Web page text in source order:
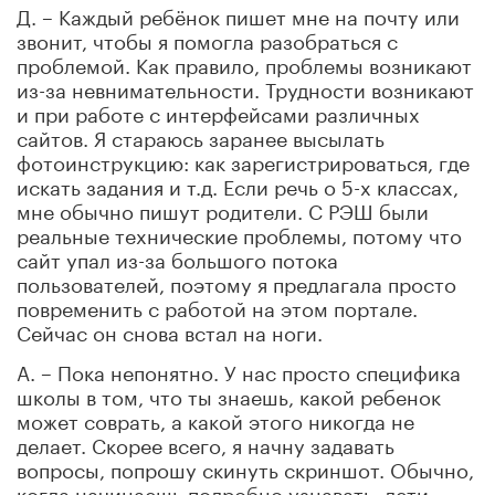
Д. – Каждый ребёнок пишет мне на почту или
звонит, чтобы я помогла разобраться с
проблемой. Как правило, проблемы возникают
из-за невнимательности. Трудности возникают
и при работе с интерфейсами различных
сайтов. Я стараюсь заранее высылать
фотоинструкцию: как зарегистрироваться, где
искать задания и т.д. Если речь о 5-х классах,
мне обычно пишут родители. С РЭШ были
реальные технические проблемы, потому что
сайт упал из-за большого потока
пользователей, поэтому я предлагала просто
повременить с работой на этом портале.
Сейчас он снова встал на ноги.
А. – Пока непонятно. У нас просто специфика
школы в том, что ты знаешь, какой ребенок
может соврать, а какой этого никогда не
делает. Скорее всего, я начну задавать
вопросы, попрошу скинуть скриншот. Обычно,